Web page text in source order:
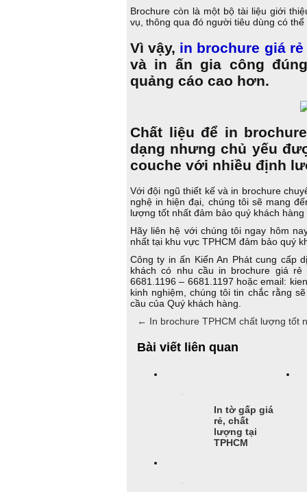
Brochure còn là một bộ tài liệu giới
vụ, thông qua đó người tiêu dùng có
Vì vậy, in brochure giá rẻ
và in ấn gia công
quảng cáo cao hơn.
Chất liệu để in
dạng nhưng chủ yếu
couche với nhiều định
Với đội ngũ thiết kế và in brochure
nghệ in hiện đại, chúng tôi sẽ mang
lượng tốt nhất đảm bảo quý khách hàng
Hãy liên hệ với chúng tôi ngay hôm
nhất tại khu vực TPHCM đảm bảo quý
Công ty in ấn Kiến An Phát cung cấp
khách có nhu cầu in brochure giá
6681.1196 – 6681.1197 hoặc email:
kinh nghiệm, chúng tôi tin chắc rằng
cầu của Quý khách hàng.
← In brochure TPHCM chất lượng tốt
Bài viết liên quan
In tờ gấp giá
rẻ, chất
lượng tại
TPHCM